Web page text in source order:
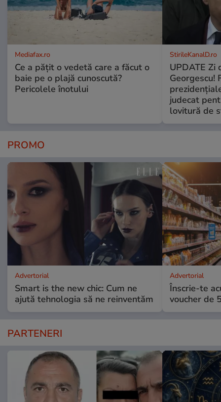
Mediafax.ro
Ce a pățit o vedetă care a făcut o
baie pe o plajă cunoscută?
Pericolele înotului
StirileKanalD.ro
UPDATE Zi
Georgescu!
judecat
lovitură de
PROMO
Advertorial
Smart is the new chic: Cum ne
ajută tehnologia să ne reinventăm
Advertorial
Înscrie-te
voucher de
PARTENERI